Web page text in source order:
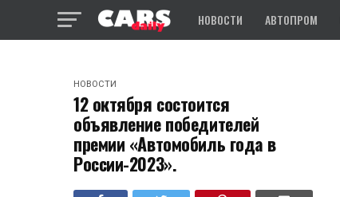
НОВОСТИ АВТОПРОМ
НОВОСТИ
12 октября состоится
объявление победителей
премии «Автомобиль года в
России-2023».